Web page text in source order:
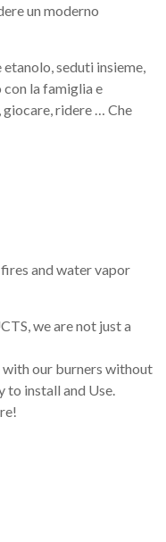
un moderno
seduti insieme,
la famiglia e
giocare, ridere … Che
and water vapor
we are not just a
with our burners without
to install and Use.